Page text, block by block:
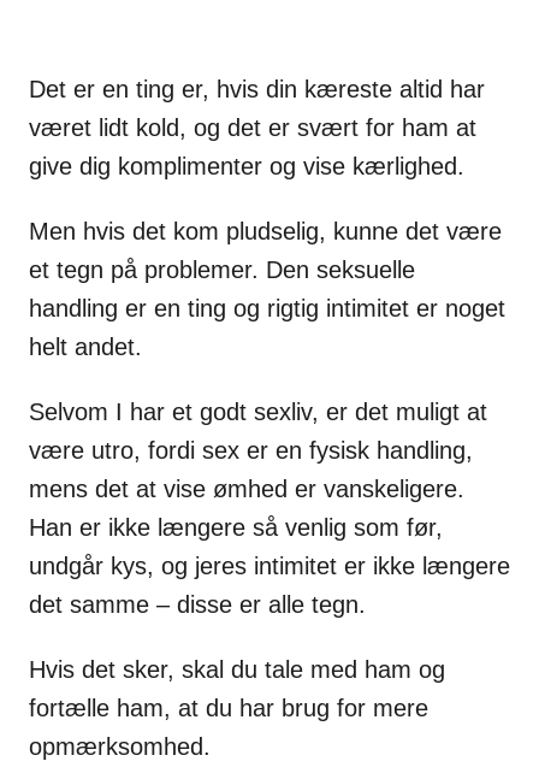
Det er en ting er, hvis din kæreste altid har
været lidt kold, og det er svært for ham at
give dig komplimenter og vise kærlighed.
Men hvis det kom pludselig, kunne det være
et tegn på problemer. Den seksuelle
handling er en ting og rigtig intimitet er noget
helt andet.
Selvom I har et godt sexliv, er det muligt at
være utro, fordi sex er en fysisk handling,
mens det at vise ømhed er vanskeligere.
Han er ikke længere så venlig som før,
undgår kys, og jeres intimitet er ikke længere
det samme – disse er alle tegn.
Hvis det sker, skal du tale med ham og
fortælle ham, at du har brug for mere
opmærksomhed.